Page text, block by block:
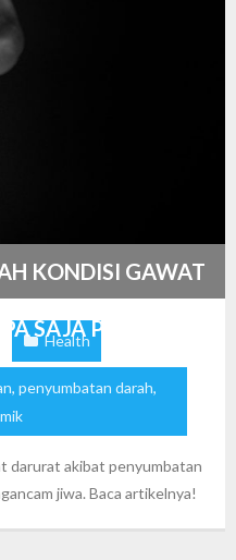
KONDISI GAWAT
SAJA PEMICUNYA
Health
, penyumbatan darah,
darurat akibat penyumbatan
jiwa. Baca artikelnya!